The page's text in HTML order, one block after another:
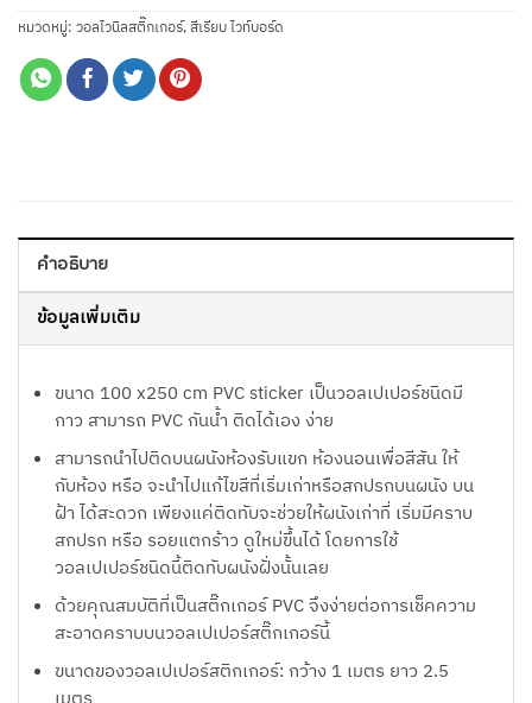
หมวดหมู่: วอลไวนิลสติ๊กเกอร์,สีเรียบ ไวท์บอร์ด
คำอธิบาย
ข้อมูลเพิ่มเติม
ขนาด 100 x250 cm PVC sticker เป็นวอลเปเปอร์ชนิดมี
กาว สามารถ PVC กันน้ำ ติดได้เอง ง่าย
สามารถนำไปติดบนผนังห้องรับแขก ห้องนอนเพื่อสีสัน ให้
กับห้อง หรือ จะนำไปแก้ไขสีที่เริ่มเก่าหรือสกปรกบนผนัง บน
ฝ้า ได้สะดวก เพียงแค่ติดทับจะช่วยให้ผนังเก่าที่ เริ่มมีคราบ
สกปรก หรือ รอยแตกร้าว ดูใหม่ขึ้นได้ โดยการใช้
วอลเปเปอร์ชนิดนี้ติดทับผนังฝั่งนั้นเลย
ด้วยคุณสมบัติที่เป็นสติ๊กเกอร์ PVC จึงง่ายต่อการเช็คความ
สะอาดคราบบนวอลเปเปอร์สติ๊กเกอร์นี้
ขนาดของวอลเปเปอร์สติกเกอร์: กว้าง 1 เมตร ยาว 2.5